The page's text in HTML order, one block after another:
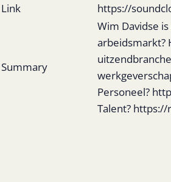
Link
https://
Summary
Wim Davidse
arbeidsmarkt?
Personeel?
Talent?